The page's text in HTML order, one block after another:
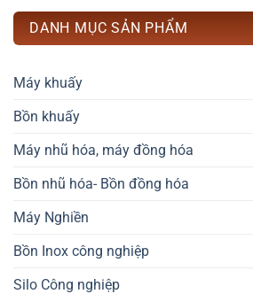
DANH MỤC SẢN PHẨM
Máy khuấy
Bồn khuấy
Máy nhũ hóa, máy đồng hóa
Bồn nhũ hóa- Bồn đồng hóa
Máy Nghiền
Bồn Inox công nghiệp
Silo Công nghiệp